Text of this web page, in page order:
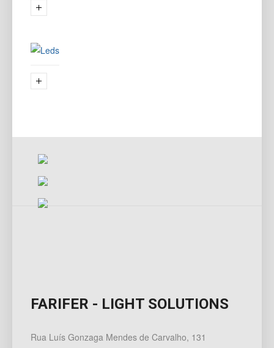
LEDS
FARIFER - LIGHT SOLUTIONS
Rua Luís Gonzaga Mendes de Carvalho, 131